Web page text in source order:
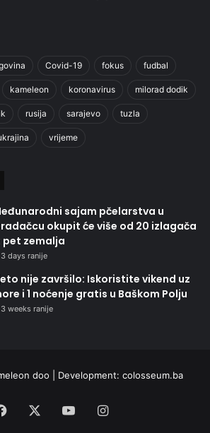
Covid-19 fokus fudbal
kameleon koronavirus milorad dodik
rusija sarajevo tuzla
vrijeme
sajam pčelarstva u
okupit će više od 20 izlagača
pet zemalja
3 days ranije
nije završilo: Iskoristite vikend uz
i 1 noćenje gratis u Baškom Polju
3 weeks ranije
doo | Development: colosseum.ba
Facebook YouTubeInstagram